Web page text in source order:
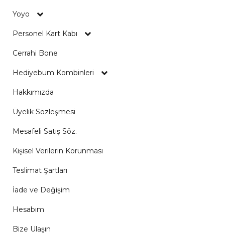
Yoyo
Personel Kart Kabı
Cerrahi Bone
Hediyebum Kombinleri
Hakkımızda
Üyelik Sözleşmesi
Mesafeli Satış Söz.
Kişisel Verilerin Korunması
Teslimat Şartları
İade ve Değişim
Hesabım
Bize Ulaşın